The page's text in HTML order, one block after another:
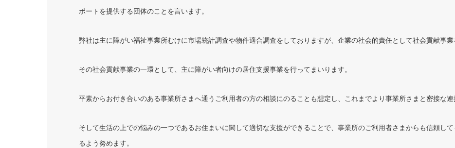
ポートを提供する団体のことを言います。
弊社は主に障がい福祉事業所むけに市場統計調査や物件適合調査をしておりますが、企業の社会的責任として社会貢献事業
その社会貢献事業の一環として、主に障がい者向けの居住支援事業を行ってまいります。
平素からお付き合いのある事業所さまへ通うご利用者の方の相談にのることも想定し、これまでより事業所さまと密接な連
そして生活の上での悩みの一つであるお住まいに関して適切な支援ができることで、事業所のご利用者さまからも信頼し
るよう努めます。